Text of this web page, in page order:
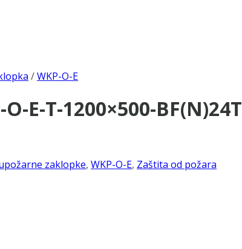
/WKP-O-E
E-T-1200×500-BF(N)24T
zaklopke, WKP-O-E, Zaštita od požara